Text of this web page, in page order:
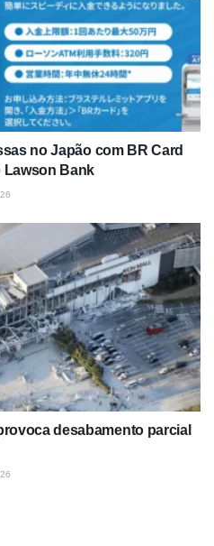
no Japão com BR Card
Lawson Bank
desabamento parcial